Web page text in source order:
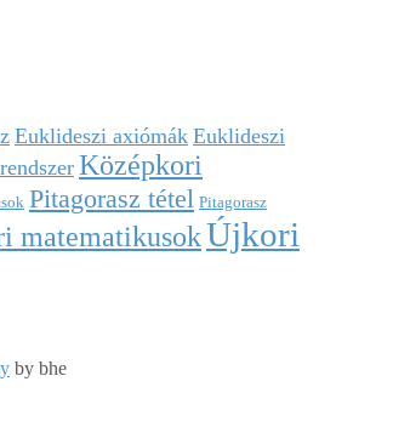
Euklideszi axiómák Euklideszi
Középkori
Pitagorasz tétel Pitagorasz
matematikusokÚjkori
by bhe